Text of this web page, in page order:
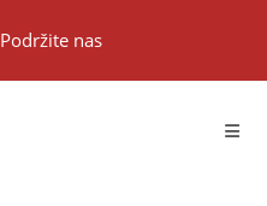
Podržite nas